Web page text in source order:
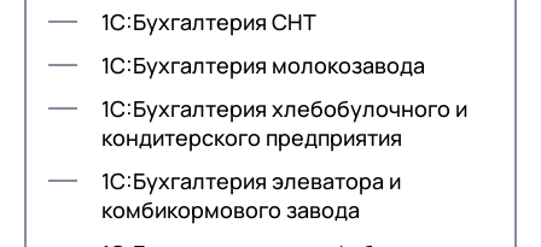
1С:Бухгалтерия СНТ
1С:Бухгалтерия молокозавода
1С:Бухгалтерия хлебобулочного и
кондитерского предприятия
1С:Бухгалтерия элеватора и
комбикормового завода